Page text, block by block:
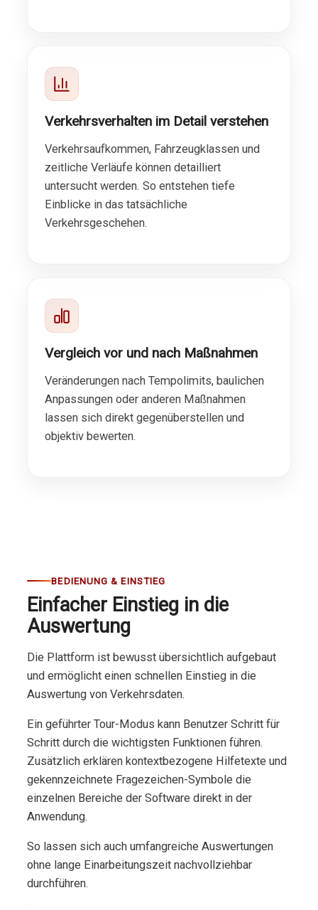
Verkehrsverhalten im Detail verstehen
Verkehrsaufkommen, Fahrzeugklassen und
zeitliche Verläufe können detailliert
untersucht werden. So entstehen tiefe
Einblicke in das tatsächliche
Verkehrsgeschehen.
Vergleich vor und nach Maßnahmen
Veränderungen nach Tempolimits, baulichen
Anpassungen oder anderen Maßnahmen
lassen sich direkt gegenüberstellen und
objektiv bewerten.
BEDIENUNG & EINSTIEG
Einfacher Einstieg in die
Auswertung
Die Plattform ist bewusst übersichtlich aufgebaut
und ermöglicht einen schnellen Einstieg in die
Auswertung von Verkehrsdaten.
Ein geführter Tour-Modus kann Benutzer Schritt für
Schritt durch die wichtigsten Funktionen führen.
Zusätzlich erklären kontextbezogene Hilfetexte und
gekennzeichnete Fragezeichen-Symbole die
einzelnen Bereiche der Software direkt in der
Anwendung.
So lassen sich auch umfangreiche Auswertungen
ohne lange Einarbeitungszeit nachvollziehbar
durchführen.